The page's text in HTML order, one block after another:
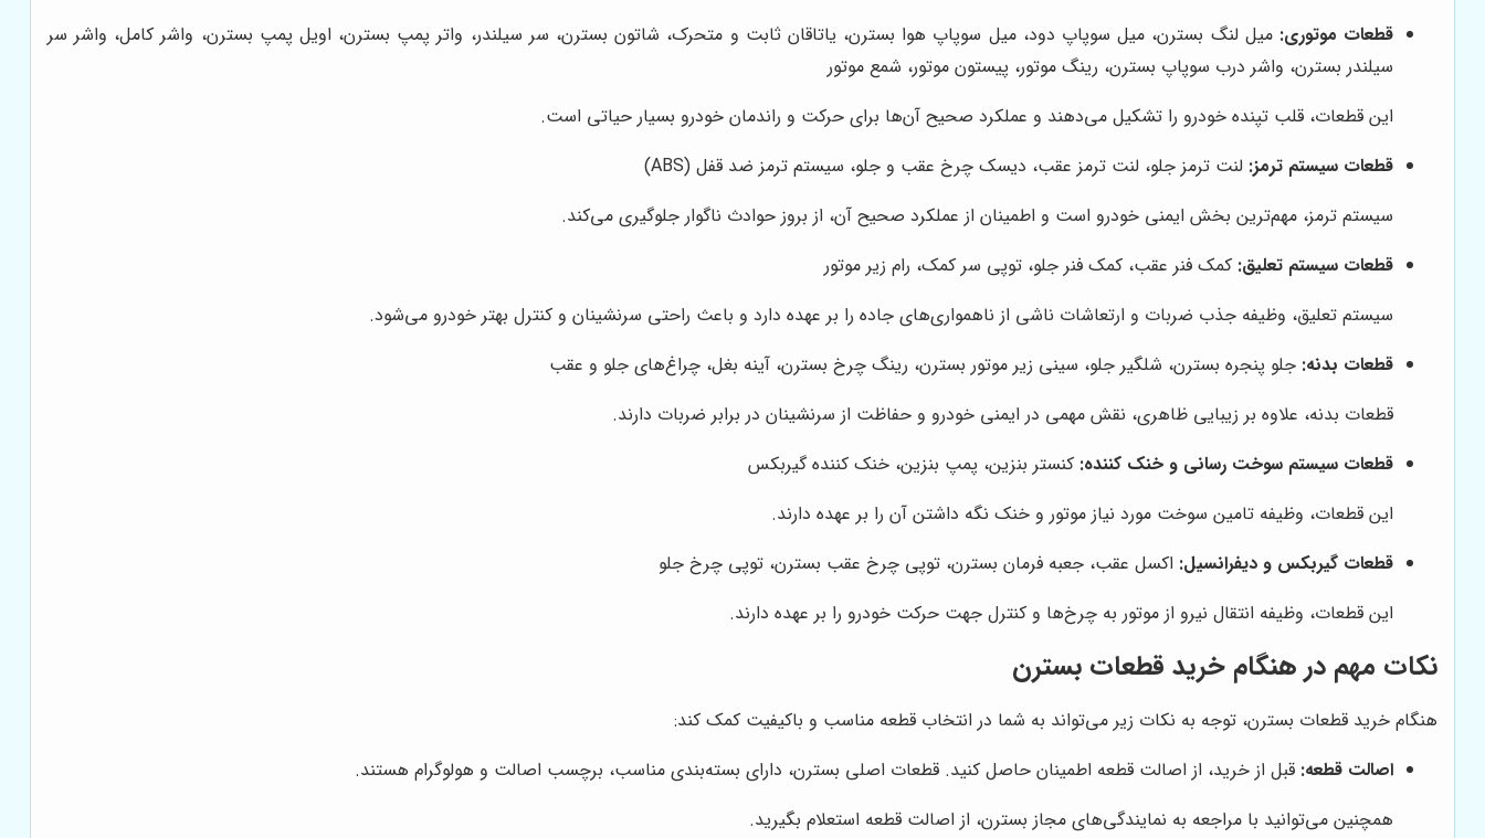
قطعات موتوری: میل لنگ بسترن، میل سوپاپ دود، میل سوپاپ هوا بسترن، یاتاقان ثابت و متحرک، شاتون بسترن، سر سیلندر، واتر پمپ بسترن، اویل پمپ بسترن، واشر کامل، واشر سر
سیلندر بسترن، واشر درب سوپاپ بسترن، رینگ موتور، پیستون موتور، شمع موتور
این قطعات، قلب تپنده خودرو را تشکیل می‌دهند و عملکرد صحیح آن‌ها برای حرکت و راندمان خودرو بسیار حیاتی است.
قطعات سیستم ترمز: لنت ترمز جلو، لنت ترمز عقب، دیسک چرخ عقب و جلو، سیستم ترمز ضد قفل (ABS)
سیستم ترمز، مهم‌ترین بخش ایمنی خودرو است و اطمینان از عملکرد صحیح آن، از بروز حوادث ناگوار جلوگیری می‌کند.
قطعات سیستم تعلیق: کمک فنر عقب، کمک فنر جلو، توپی سر کمک، رام زیر موتور
سیستم تعلیق، وظیفه جذب ضربات و ارتعاشات ناشی از ناهمواری‌های جاده را بر عهده دارد و باعث راحتی سرنشینان و کنترل بهتر خودرو می‌شود.
قطعات بدنه: جلو پنجره بسترن، شلگیر جلو، سینی زیر موتور بسترن، رینگ چرخ بسترن، آینه بغل، چراغ‌های جلو و عقب
قطعات بدنه، علاوه بر زیبایی ظاهری، نقش مهمی در ایمنی خودرو و حفاظت از سرنشینان در برابر ضربات دارند.
قطعات سیستم سوخت رسانی و خنک کننده: کنستر بنزین، پمپ بنزین، خنک کننده گیربکس
این قطعات، وظیفه تامین سوخت مورد نیاز موتور و خنک نگه داشتن آن را بر عهده دارند.
قطعات گیربکس و دیفرانسیل: اکسل عقب، جعبه فرمان بسترن، توپی چرخ عقب بسترن، توپی چرخ جلو
این قطعات، وظیفه انتقال نیرو از موتور به چرخ‌ها و کنترل جهت حرکت خودرو را بر عهده دارند.
نکات مهم در هنگام خرید قطعات بسترن
هنگام خرید قطعات بسترن، توجه به نکات زیر می‌تواند به شما در انتخاب قطعه مناسب و باکیفیت کمک کند:
اصالت قطعه: قبل از خرید، از اصالت قطعه اطمینان حاصل کنید. قطعات اصلی بسترن، دارای بسته‌بندی مناسب، برچسب اصالت و هولوگرام هستند.
همچنین می‌توانید با مراجعه به نمایندگی‌های مجاز بسترن، از اصالت قطعه استعلام بگیرید.